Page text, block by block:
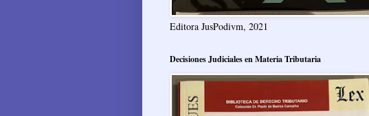
Editora JusPodivm, 2021
Decisiones Judiciales en Materia Tributaria